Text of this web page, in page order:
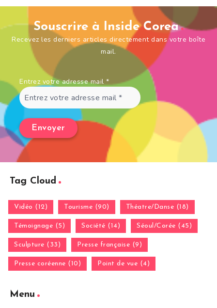
Souscrire à Inside Corea
Recevez les derniers articles directement dans votre boîte
mail.
Entrez votre adresse mail *
Tag Cloud
Vidéo (12) Tourisme (90) Théatre/Danse (18)
Témoignage (5) Société (14) Séoul/Corée (45)
Sculpture (33) Presse française (9)
Presse coréenne (10) Point de vue (4)
Menu